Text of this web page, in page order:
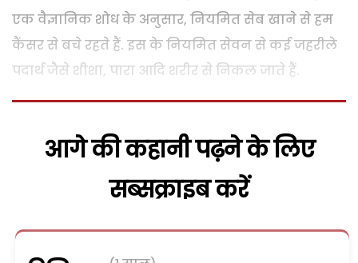
एक वैज्ञानिक शोध के अनुसार, नियमित सेब खाने से हम
कैंसर से बचे रहते हैं. इस के नियमित सेवन से कई जहरीले
पदार्थ जैसे शीशा, पारा आदि शरीर से निकल जाते हैं.
आगे की कहानी पढ़ने के लिए
सब्सक्राइब करें